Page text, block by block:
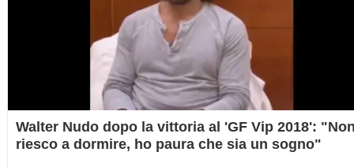
Walter Nudo dopo la vittoria al 'GF Vip 2018':
riesco a dormire, ho paura che sia un sogno"